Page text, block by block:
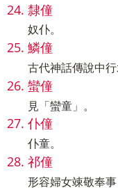
隸僮
奴仆。
鱗僮
古代神話傳說中行
蠻僮
見「蠻童」。
仆僮
仆童。
祁僮
形容婦女竦敬奉